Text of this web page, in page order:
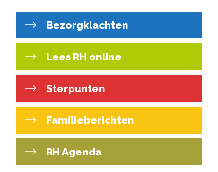
Bezorgklachten
Lees RH online
Sterpunten
Familieberichten
RH Agenda